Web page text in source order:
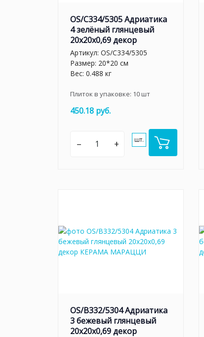
OS/C334/5305 Адриатика
4 зелёный глянцевый
20x20x0,69 декор
Артикул: OS/C334/5305
Размер: 20*20 см
Вес: 0.488 кг
Плиток в упаковке: 10шт
450.18 руб.
– + шт.
OS/B332/5304 Адриатика
3 бежевый глянцевый
20x20x0,69 декор